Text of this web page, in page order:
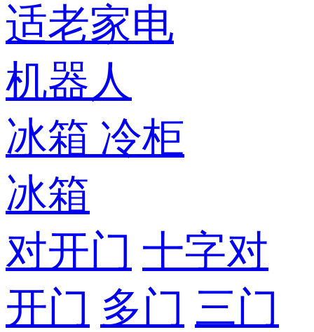
适老家电
机器人
冰箱 冷柜
冰箱
对开门 十字对
开门 多门 三门